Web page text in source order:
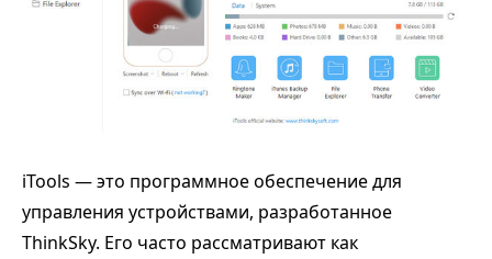
iTools — это программное обеспечение для
управления устройствами, разработанное
ThinkSky. Его часто рассматривают как